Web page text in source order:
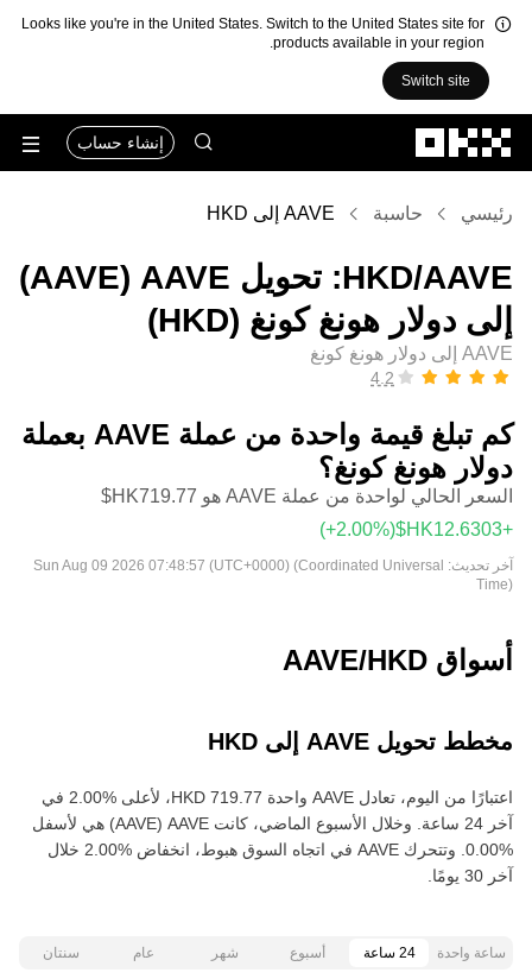
Looks like you're in the United States. Switch to the United States site for
products available in your region.
Switch site
إنشاء حساب
رئيسي حاسبة AAVE إلى HKD
‏AAVE/‏HKD: تحويل ‏AAVE (‏AAVE)
إلى ‏دولار هونغ كونغ (‏HKD)
AAVE إلى دولار هونغ كونغ
كم تبلغ قيمة واحدة من عملة ‏AAVE بعملة
‏دولار هونغ كونغ؟
السعر الحالي لواحدة من عملة AAVE هو ‏‎‏‎719.77‏‏HK$‏
(‏‎+2.00‎%‎‏)
آخر تحديث: Sun Aug 09 2026 07:48:57 (UTC+0000) (Coordinated Universal
Time)
أسواق AAVE/HKD
مخطط تحويل AAVE إلى HKD
اعتبارًا من اليوم، تعادل AAVE واحدة ‏‎‏‎719.77‏‏ HKD‏، لأعلى‏ ‏‎2.00‎%‎‏ في
آخر 24 ساعة. وخلال الأسبوع الماضي، كانت AAVE‏ (AAVE) هي لأسفل‏
‏‎0.00‎%‎‏. وتتحرك AAVE في اتجاه السوق هبوط‏، انخفاض‏ ‏‎2.00‎%‎‏ خلال
آخر 30 يومًا.
ساعة واحدة 24 ساعة أسبوع شهر عام سنتان